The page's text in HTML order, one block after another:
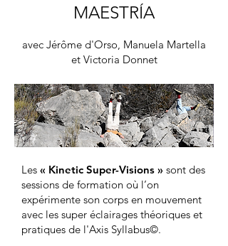
MAESTRÍA
avec Jérôme d'Orso, Manuela Martella
et Victoria Donnet
Les « Kinetic Super-Visions » sont des
sessions de formation où l’on
expérimente son corps en mouvement
avec les super éclairages théoriques et
pratiques de l'Axis Syllabus©.